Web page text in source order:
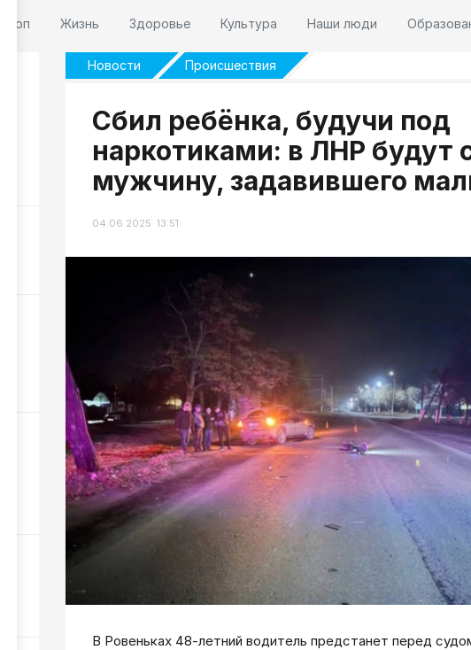
Жизнь Здоровье Культура Наши люди
Новости Происшествия
Сбил ребёнка, будучи под
наркотиками: в ЛНР будут
мужчину, задавившего
04.06.2025 13:51
В Ровеньках 48-летний водитель предстанет перед